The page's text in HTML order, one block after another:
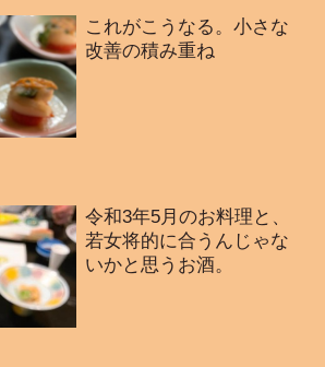
これがこうなる。小さな
改善の積み重ね
令和3年5月のお料理と、
若女将的に合うんじゃな
いかと思うお酒。